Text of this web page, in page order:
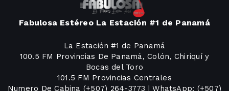
Fabulosa Estéreo La Estación #1 de Panamá
La Estación #1 de Panamá
100.5 FM Provincias De Panamá, Colón, Chiriquí y
Bocas del Toro
101.5 FM Provincias Centrales
Numero De Cabina (+507) 264-3773 | WhatsApp: (+507)